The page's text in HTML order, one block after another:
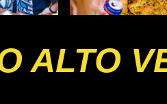
ALTO